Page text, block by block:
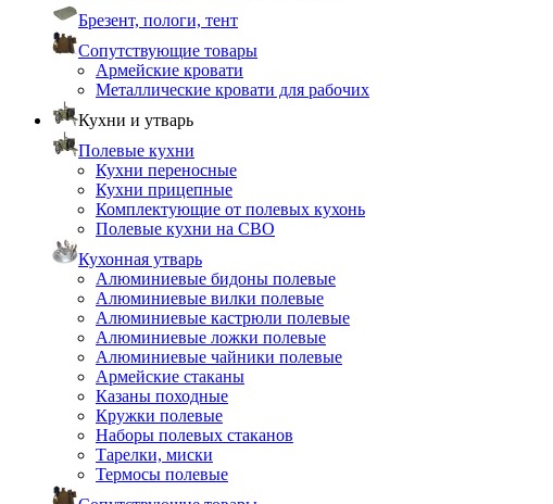
Брезент, пологи, тент
Сопутствующие товары
Армейские кровати
Металлические кровати для рабочих
Кухни и утварь
Полевые кухни
Кухни переносные
Кухни прицепные
Комплектующие от полевых кухонь
Полевые кухни на СВО
Кухонная утварь
Алюминиевые бидоны полевые
Алюминиевые вилки полевые
Алюминиевые кастрюли полевые
Алюминиевые ложки полевые
Алюминиевые чайники полевые
Армейские стаканы
Казаны походные
Кружки полевые
Наборы полевых стаканов
Тарелки, миски
Термосы полевые